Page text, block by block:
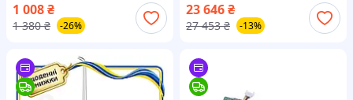
очищения кожи и
ингаляции для домашнег
1 008₴
1 380 ₴ -26%
монохромный для ABS-Like
с WiFi USB AI CH2_99K
23 646₴
27 453 ₴ -13%